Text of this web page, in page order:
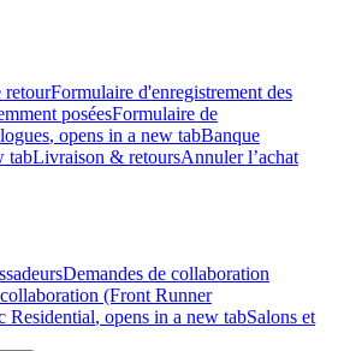
retourFormulaire d'enregistrement des
poséesFormulaire de
, opens in a new tabBanque
tabLivraison & retoursAnnuler l’achat
Demandes de collaboration
(Front Runner
Residential, opens in a new tabSalons et